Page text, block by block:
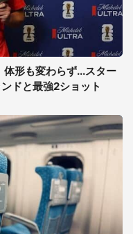
形も変わらず...スター
ドと最強2ショット